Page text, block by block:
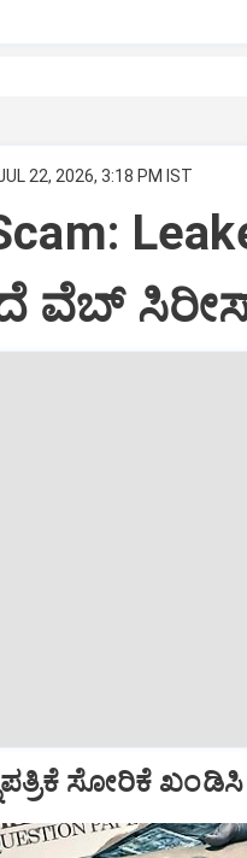
22, 2026, 3:18 PM IST
ವೆಬ್‌
ಸೋರಿಕೆ